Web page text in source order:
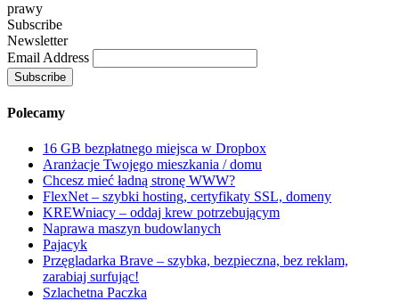
prawy
Subscribe
Newsletter
Email Address
Polecamy
16 GB bezpłatnego miejsca w Dropbox
Aranżacje Twojego mieszkania / domu
Chcesz mieć ładną stronę WWW?
FlexNet – szybki hosting, certyfikaty SSL, domeny
KREWniacy – oddaj krew potrzebującym
Naprawa maszyn budowlanych
Pajacyk
Przęgladarka Brave – szybka, bezpieczna, bez reklam,
zarabiaj surfując!
Szlachetna Paczka